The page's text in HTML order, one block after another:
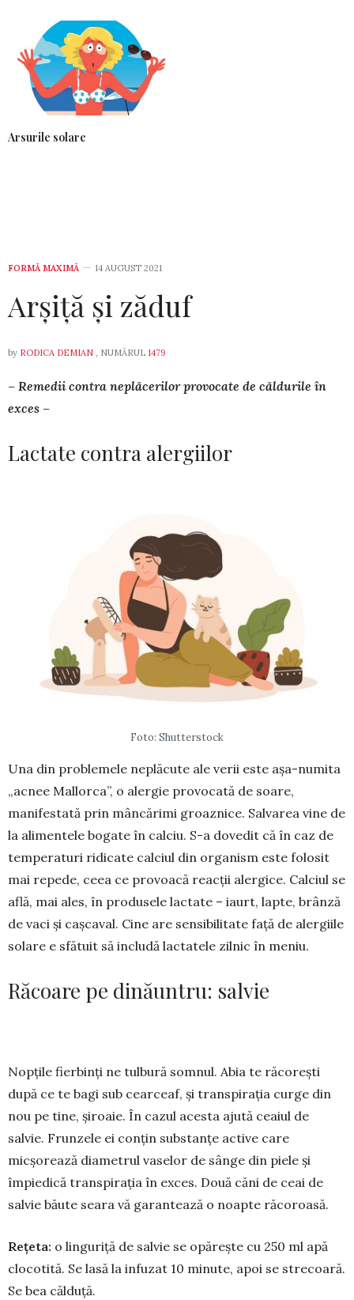
Arsurile solare
FORMĂ MAXIMĂ 14 AUGUST 2021
Arșiță și zăduf
by RODICA DEMIAN , NUMĂRUL 1479
– Remedii contra neplăcerilor provocate de căldurile în
exces –
Lactate contra alergiilor
Foto: Shutterstock
Una din problemele neplăcute ale verii este așa-numita
„ac­nee Mallorca”, o a­ler­gie provocată de soa­re,
manifestată prin mân­­că­rimi groaz­nice. Salvarea vi­ne de
la alimentele bo­gate în calciu. S-a dovedit că în caz de
temperaturi ridicate calciul din orga­nism este fo­losit
mai re­pede, ceea ce provoacă re­ac­ții aler­gice. Calciul se
află, mai ales, în pro­dusele lactate – iaurt, lapte, brânză
de vaci și caș­caval. Cine are sensibilitate față de alergiile
solare e sfătuit să includă lactatele zilnic în meniu.
Răcoare pe dinăuntru: salvie
Nopțile fierbinți ne tulbură somnul. Abia te răcorești
după ce te bagi sub cearceaf, și tran­spirația curge din
nou pe tine, șiroaie. În cazul acesta ajută ceaiul de
salvie. Frunzele ei conțin sub­stanțe active care
micșorează diame­trul vaselor de sânge din piele și
împiedică transpirația în exces. Două căni de ceai de
salvie băute seara vă garantează o noapte răco­roasă.
Rețeta: o lin­guriță de salvie se opărește cu 250 ml apă
clocotită. Se lasă la infuzat 10 minute, apoi se strecoară.
Se bea călduță.